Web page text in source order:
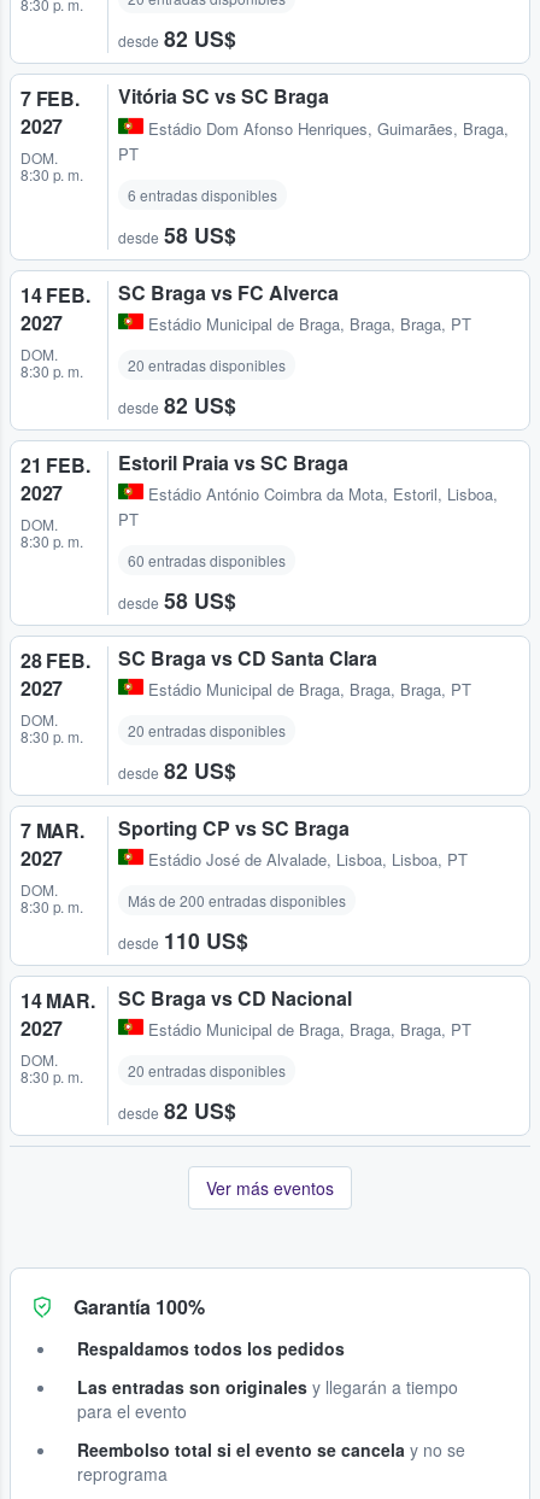
8:30 p. m.
desde 82 US$
7 FEB.
2027
DOM.
8:30 p. m.
Vitória SC vs SC Braga
Estádio Dom Afonso Henriques, Guimarães, Braga,
PT
6 entradas disponibles
desde 58 US$
14 FEB.
2027
DOM.
8:30 p. m.
SC Braga vs FC Alverca
Estádio Municipal de Braga, Braga, Braga, PT
20 entradas disponibles
desde 82 US$
21 FEB.
2027
DOM.
8:30 p. m.
Estoril Praia vs SC Braga
Estádio António Coimbra da Mota, Estoril, Lisboa,
PT
60 entradas disponibles
desde 58 US$
28 FEB.
2027
DOM.
8:30 p. m.
SC Braga vs CD Santa Clara
Estádio Municipal de Braga, Braga, Braga, PT
20 entradas disponibles
desde 82 US$
7 MAR.
2027
DOM.
8:30 p. m.
Sporting CP vs SC Braga
Estádio José de Alvalade, Lisboa, Lisboa, PT
Más de 200 entradas disponibles
desde 110 US$
14 MAR.
2027
DOM.
8:30 p. m.
SC Braga vs CD Nacional
Estádio Municipal de Braga, Braga, Braga, PT
20 entradas disponibles
desde 82 US$
Ver más eventos
Garantía 100%
Respaldamos todos los pedidos
Las entradas son originales y llegarán a tiempo
para el evento
Reembolso total si el evento se cancela y no se
reprograma